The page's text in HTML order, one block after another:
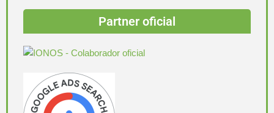
Partner oficial